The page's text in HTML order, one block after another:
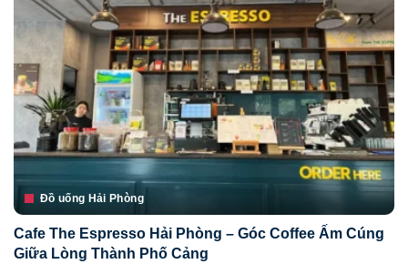
Đồ uống Hải Phòng
Cafe The Espresso Hải Phòng – Góc Coffee Ấm Cúng
Giữa Lòng Thành Phố Cảng